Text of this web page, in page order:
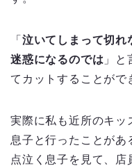
「 泣いてしまって切れ
迷惑になるのでは 」と
てカットすることがで
実際に私も近所のキッ
息子と行ったことがあ
点泣く息子を見て、店